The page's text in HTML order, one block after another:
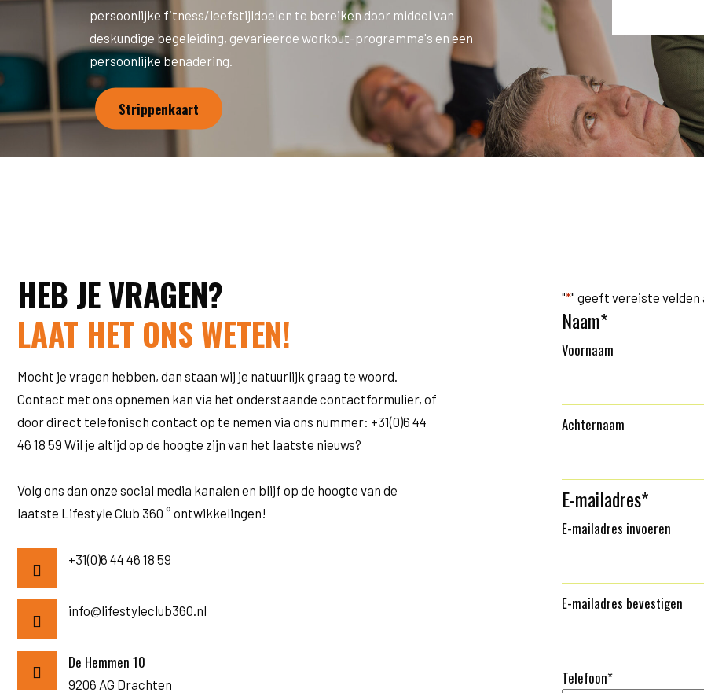
persoonlijke fitness/leefstijldoelen te bereiken door middel van
deskundige begeleiding, gevarieerde workout-programma's en een
persoonlijke benadering.
Strippenkaart
HEB JE VRAGEN?
LAAT HET ONS WETEN!
Mocht je vragen hebben, dan staan wij je natuurlijk graag te woord.
Contact met ons opnemen kan via het onderstaande contactformulier, of
door direct telefonisch contact op te nemen via ons nummer: +31(0)6 44
46 18 59 Wil je altijd op de hoogte zijn van het laatste nieuws?
Volg ons dan onze social media kanalen en blijf op de hoogte van de
laatste Lifestyle Club 360 ° ontwikkelingen!
+31(0)6 44 46 18 59
info@lifestyleclub360.nl
De Hemmen 10
9206 AG Drachten
"*" geeft vereiste velden
Naam*
Voornaam
Achternaam
E-mailadres*
E-mailadres invoeren
E-mailadres bevestigen
Telefoon*